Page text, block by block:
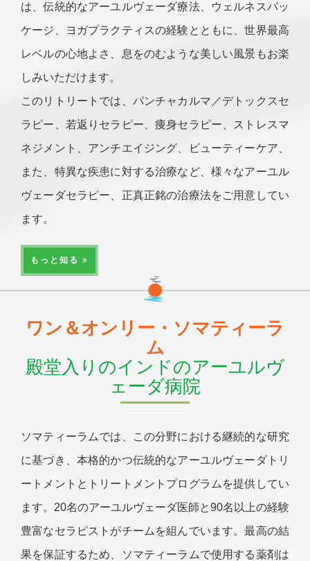
は、伝統的なアーユルヴェーダ療法、ウェルネスパッ
ケージ、ヨガプラクティスの経験とともに、世界最高
レベルの心地よさ、息をのむような美しい風景もお楽
しみいただけます。
このリトリートでは、パンチャカルマ／デトックスセ
ラピー、若返りセラピー、痩身セラピー、ストレスマ
ネジメント、アンチエイジング、ビューティーケア、
また、特異な疾患に対する治療など、様々なアーユル
ヴェーダセラピー、正真正銘の治療法をご用意してい
ます。
もっと知る
ワン＆オンリー・ソマティーラ
ム
殿堂入りのインドのアーユルヴ
ェーダ病院
ソマティーラムでは、この分野における継続的な研究
に基づき、本格的かつ伝統的なアーユルヴェーダトリ
ートメントとトリートメントプログラムを提供してい
ます。20名のアーユルヴェーダ医師と90名以上の経験
豊富なセラピストがチームを組んでいます。最高の結
果を保証するため、ソマティーラムで使用する薬剤は